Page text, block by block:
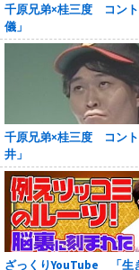
千原兄弟×桂三度 コン
儀」
千原兄弟×桂三度 コン
井」
ざっくりYouTube 「生